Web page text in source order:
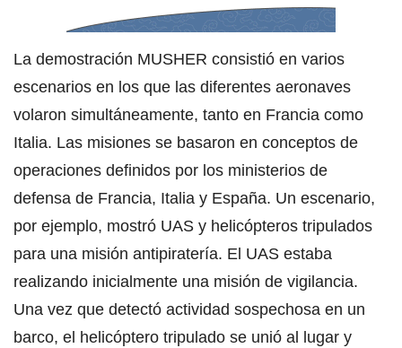
La demostración MUSHER consistió en varios
escenarios en los que las diferentes aeronaves
volaron simultáneamente, tanto en Francia como
Italia. Las misiones se basaron en conceptos de
operaciones definidos por los ministerios de
defensa de Francia, Italia y España. Un escenario,
por ejemplo, mostró UAS y helicópteros tripulados
para una misión antipiratería. El UAS estaba
realizando inicialmente una misión de vigilancia.
Una vez que detectó actividad sospechosa en un
barco, el helicóptero tripulado se unió al lugar y